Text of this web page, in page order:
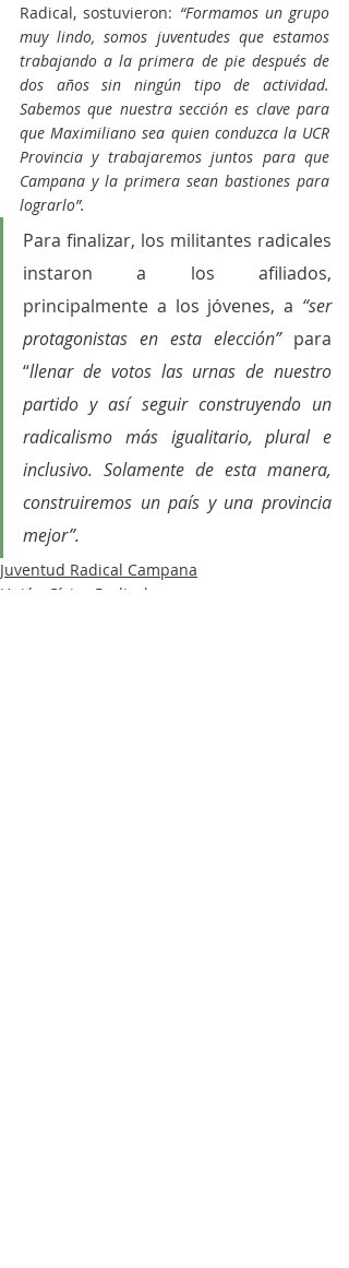
Radical, sostuvieron: “Formamos un grupo
muy lindo, somos juventudes que estamos
trabajando a la primera de pie después de
dos años sin ningún tipo de actividad.
Sabemos que nuestra sección es clave para
que Maximiliano sea quien conduzca la UCR
Provincia y trabajaremos juntos para que
Campana y la primera sean bastiones para
lograrlo”.
Para finalizar, los militantes radicales
instaron a los afiliados,
principalmente a los jóvenes, a “ser
protagonistas en esta elección” para
“llenar de votos las urnas de nuestro
partido y así seguir construyendo un
radicalismo más igualitario, plural e
inclusivo. Solamente de esta manera,
construiremos un país y una provincia
mejor”.
Juventud Radical Campana
Unión Cívica Radical